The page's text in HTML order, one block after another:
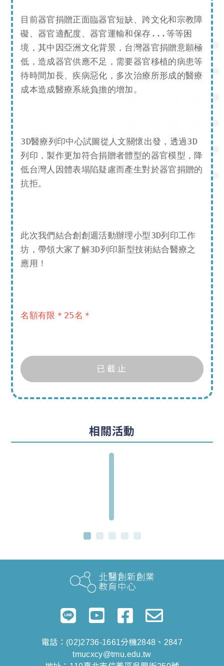
目前器官捐贈正面臨器官短缺、跨文化和宗教障
礙、器官適配度、器官運輸和保存...等等困
境，其中因亞洲文化背景，台灣器官捐贈意願極
低，造成器官供應不足，需要器官移植的病患等
待時間加長、疾病惡化，多次治療所形成的醫療
成本造成醫療系統負擔的增加。
3D醫療列印中心試圖從人文關懷出發，透過3D
列印，製作更加符合捐贈者體型的器官模型，降
低台灣人因體表塌陷疑慮而產生對於器官捐贈的
抗拒。
此次我們結合創創週活動辦理小型3D列印工作
坊，帶領大家了解3D列印新型技術結合醫療之
應用！
名額有限＊25名＊
已截止
相關活動
全
球
創
人
才
ㄧ
從
資
趨
勢
，
人
電話：(02)2736-1661分機2848、2847
tmucxcy@tmu.edu.tw